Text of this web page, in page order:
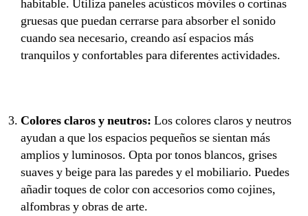
habitable. Utiliza paneles acústicos móviles o cortinas
gruesas que puedan cerrarse para absorber el sonido
cuando sea necesario, creando así espacios más
tranquilos y confortables para diferentes actividades.
Colores claros y neutros: Los colores claros y neutros
ayudan a que los espacios pequeños se sientan más
amplios y luminosos. Opta por tonos blancos, grises
suaves y beige para las paredes y el mobiliario. Puedes
añadir toques de color con accesorios como cojines,
alfombras y obras de arte.